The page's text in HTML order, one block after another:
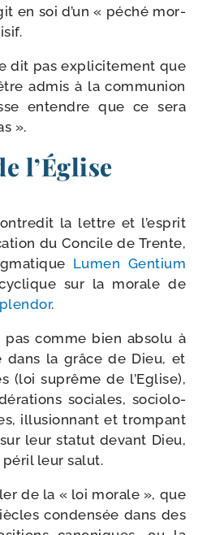
en soi d’un « péché mor­
dit pas expli­ci­te­ment que
admis à la com­mu­nion
entendre que ce sera
».
l’Église
la lettre et l’es­prit
du Concile de Trente,
Lumen Gentium
sur la morale de
.
comme bien abso­lu à
dans la grâce de Dieu, et
(loi suprême de l’Eglise),
sociales, socio­lo­
illu­sion­nant et trom­pant
leur sta­tut devant Dieu,
leur salut.
de la « loi morale », que
conden­sée dans des